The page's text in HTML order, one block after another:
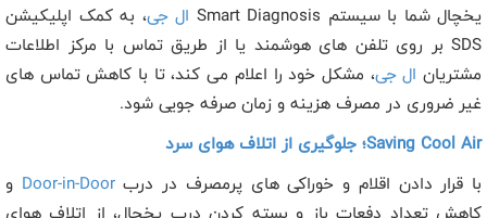
یخچال شما با سیستم Smart Diagnosis ال جی، به کمک اپلیکیشن
SDS بر روی تلفن های هوشمند یا از طریق تماس با مرکز اطلاعات
مشتریان ال جی، مشکل خود را اعلام می کند، تا با کاهش تماس های
غیر ضروری در مصرف هزینه و زمان صرفه جویی شود.
Saving Cool Air؛ جلوگیری از اتلاف هوای سرد
با قرار دادن اقلام و خوراکی های پرمصرف در دربDoor-in-Door و